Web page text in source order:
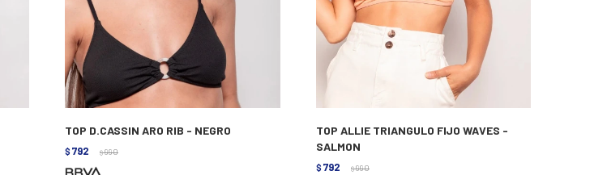
TOP D.CASSIN ARO RIB - NEGRO
$ 792 $ 990
TOP ALLIE TRIANGULO FIJO WAVES -
SALMON
$ 792 $ 990